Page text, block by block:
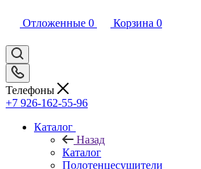
Отложенные 0 Корзина 0
Телефоны
+7 926-162-55-96
Каталог
Назад
Каталог
Полотенцесушители